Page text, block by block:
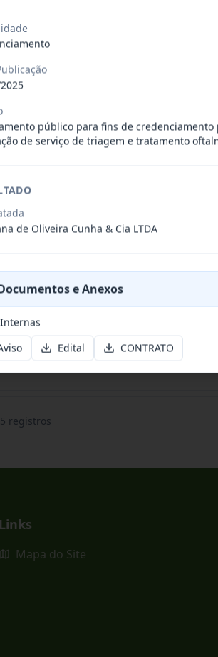
CHAMAMENTO PÚBLICO PARA FINS DE
CHAMAMENTO PÚBLICO PARA FINS DE
DE PREÇOS PARA FUTURA E
DE PREÇO PARA A CONTRATAÇÃO
registros
Links
Mapa do Site
público para fins de
de serviço de triagem e tratamento
de Oliveira Cunha & Cia LTDA
e Anexos
Edital CONTRATO